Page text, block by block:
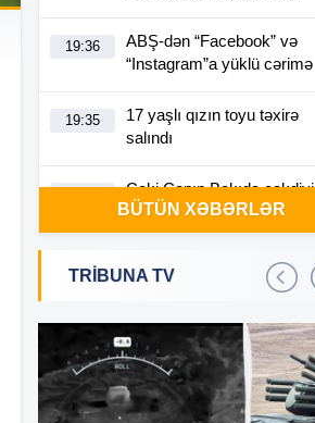
19:36
ABŞ-dən “Facebook” və
“Instagram”a yüklü cərimə
19:35
17 yaşlı qızın toyu təxirə
salındı
Ceki Çanın Bakıda çəkdiyi
filmə görə Azərbaycan 1
milyon dollar ödəyə bilər?
Bakıda 2,5 milyon manata
18:22
Sərdar Ortaç xəstəxanaya
yerləşdirilib?
BÜTÜN XƏBƏRLƏR
TRİBUNA TV